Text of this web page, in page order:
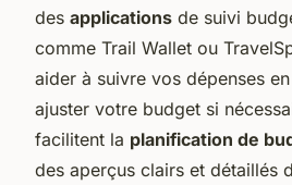
des applications de suivi
comme Trail Wallet ou
aider à suivre vos dépenses
ajuster votre budget si
facilitent la planification de
des aperçus clairs et détaillés